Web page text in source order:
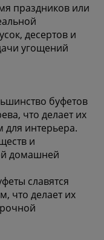
праздников или
десертов и
угощений
буфетов
что делает их
для интерьера.
и
домашней
славятся
что делает их